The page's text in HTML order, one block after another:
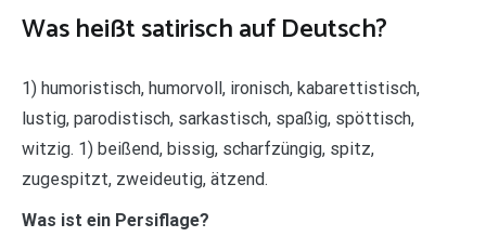
Was heißt satirisch auf Deutsch?
1) humoristisch, humorvoll, ironisch, kabarettistisch,
lustig, parodistisch, sarkastisch, spaßig, spöttisch,
witzig. 1) beißend, bissig, scharfzüngig, spitz,
zugespitzt, zweideutig, ätzend.
Was ist ein Persiflage?